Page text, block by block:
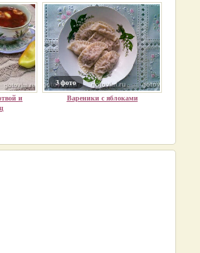
и
3 фото
Вареники с яблоками